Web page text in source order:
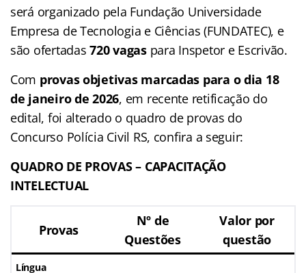
será organizado pela Fundação Universidade
Empresa de Tecnologia e Ciências (FUNDATEC), e
são ofertadas720 vagaspara Inspetor e Escrivão.
Com provas objetivas marcadas para o dia 18
de janeiro de 2026, em recente retificação do
edital, foi alterado o quadro de provas do
Concurso Polícia Civil RS, confira a seguir:
QUADRO DE PROVAS – CAPACITAÇÃO
INTELECTUAL
Provas
Nº de
Questões
Valor por
questão
Língua